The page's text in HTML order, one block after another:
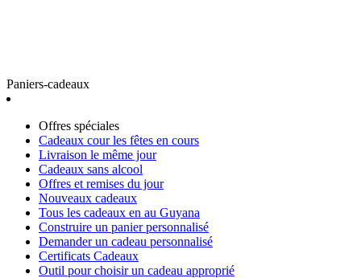
Paniers-cadeaux
Offres spéciales
Cadeaux cour les fêtes en cours
Livraison le même jour
Cadeaux sans alcool
Offres et remises du jour
Nouveaux cadeaux
Tous les cadeaux en au Guyana
Construire un panier personnalisé
Demander un cadeau personnalisé
Certificats Cadeaux
Outil pour choisir un cadeau approprié